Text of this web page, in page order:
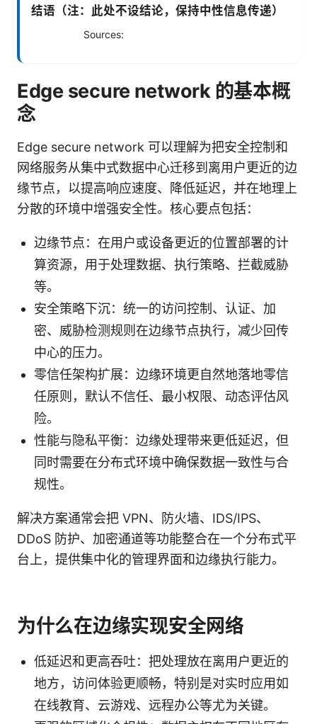
结语（注：此处不设结论，保持中性信息传递）
Sources:
Edge secure network 的基本概
念
Edge secure network 可以理解为把安全控制和
网络服务从集中式数据中心迁移到离用户更近的边
缘节点，以提高响应速度、降低延迟，并在地理上
分散的环境中增强安全性。核心要点包括：
边缘节点：在用户或设备更近的位置部署的计
算资源，用于处理数据、执行策略、拦截威胁
等。
安全策略下沉：统一的访问控制、认证、加
密、威胁检测规则在边缘节点执行，减少回传
中心的压力。
零信任架构扩展：边缘环境更自然地落地零信
任原则，默认不信任、最小权限、动态评估风
险。
性能与隐私平衡：边缘处理带来更低延迟，但
同时需要在分布式环境中确保数据一致性与合
规性。
解决方案通常会把 VPN、防火墙、IDS/IPS、
DDoS 防护、加密通道等功能整合在一个分布式平
台上，提供集中化的管理界面和边缘执行能力。
为什么在边缘实现安全网络
低延迟和更高吞吐：把处理放在离用户更近的
地方，访问体验更顺畅，特别是对实时应用如
在线教育、云游戏、远程办公等尤为关键。